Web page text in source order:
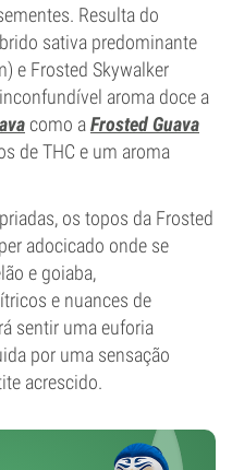
Resulta do
sativa predominante
e Frosted Skywalker
aroma doce a
como aFrosted Guava
de THC e um aroma
os topos da Frosted
adocicado onde se
e goiaba,
e nuances de
sentir uma euforia
por uma sensação
acrescido.